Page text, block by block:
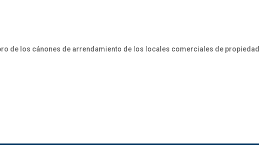
de los cánones de arrendamiento de los locales comerciales de propiedad